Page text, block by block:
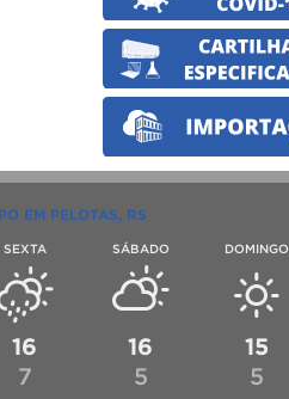
EM PELOTAS, RS
SEXTA
16
7
SÁBADO
16
5
DOMINGO
15
5